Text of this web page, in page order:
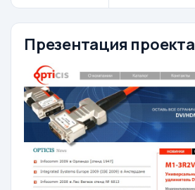
Презентация проекта